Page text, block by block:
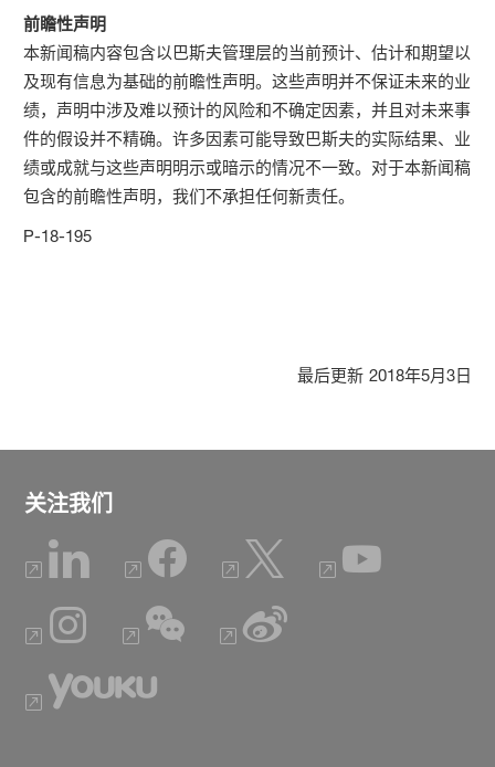
前瞻性声明
本新闻稿内容包含以巴斯夫管理层的当前预计、估计和期望以
及现有信息为基础的前瞻性声明。这些声明并不保证未来的业
绩，声明中涉及难以预计的风险和不确定因素，并且对未来事
件的假设并不精确。许多因素可能导致巴斯夫的实际结果、业
绩或成就与这些声明明示或暗示的情况不一致。对于本新闻稿
包含的前瞻性声明，我们不承担任何新责任。
P-18-195
最后更新 2018年5月3日
关注我们